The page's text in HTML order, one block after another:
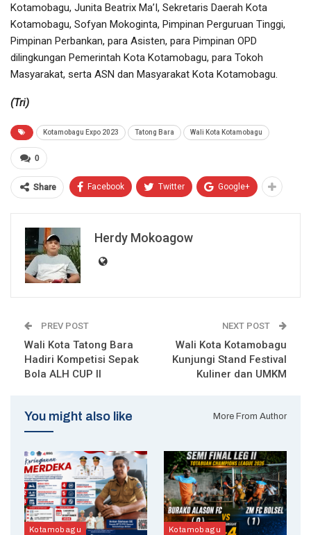
Kotamobagu, Junita Beatrix Ma’I, Sekretaris Daerah Kota
Kotamobagu, Sofyan Mokoginta, Pimpinan Perguruan Tinggi,
Pimpinan Perbankan, para Asisten, para Pimpinan OPD
dilingkungan Pemerintah Kota Kotamobagu, para Tokoh
Masyarakat, serta ASN dan Masyarakat Kota Kotamobagu.
(Tri)
Kotamobagu Expo 2023 Tatong Bara Wali Kota Kotamobagu
0
Share Facebook Twitter Google+
Herdy Mokoagow
PREV POST
Wali Kota Tatong Bara
Hadiri Kompetisi Sepak
Bola ALH CUP II
NEXT POST
Wali Kota Kotamobagu
Kunjungi Stand Festival
Kuliner dan UMKM
You might also like More From Author
Kotamobagu Kotamobagu